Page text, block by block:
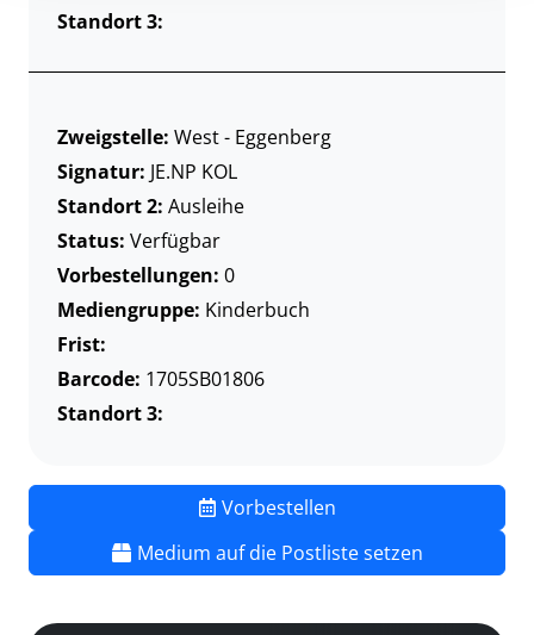
Standort 3:
Zweigstelle: West - Eggenberg
Signatur: JE.NP KOL
Standort 2: Ausleihe
Status: Verfügbar
Vorbestellungen: 0
Mediengruppe: Kinderbuch
Frist:
Barcode: 1705SB01806
Standort 3:
Vorbestellen
Medium auf die Postliste setzen